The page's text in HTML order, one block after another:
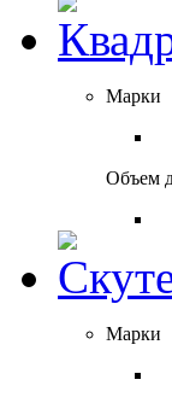
Марки
Объем
Марки